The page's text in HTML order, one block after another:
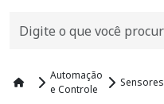
Automação
e Controle
Sensores